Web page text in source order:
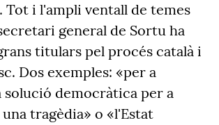
Tot i l'ampli ventall de temes
general de Sortu ha
titulars pel procés català i
Dos exemples: «per a
solució democràtica per a
una tragèdia» o «l'Estat